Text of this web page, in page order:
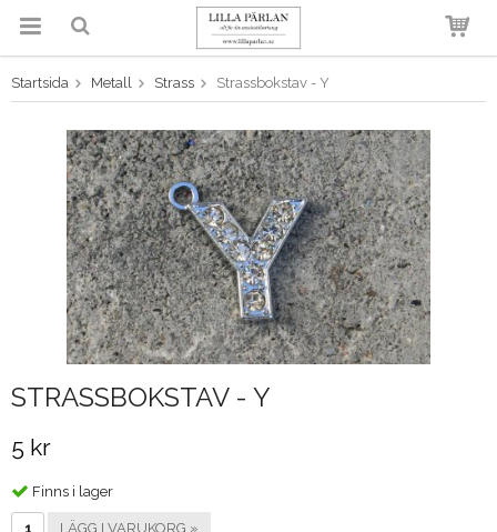
Produkten har blivit tillagd i
varukorgen
Startsida Metall Strass Strassbokstav - Y
STRASSBOKSTAV - Y
5 kr
Finns i lager
LÄGG I VARUKORG »